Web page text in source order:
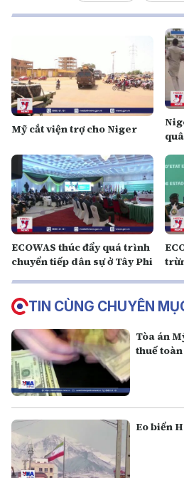
Mỹ cắt viện trợ cho Niger
ECOWAS thúc đẩy quá trình
chuyển tiếp dân sự ở Tây Phi
TIN CÙNG CHUYÊN
Tòa án
thuế
Eo biển